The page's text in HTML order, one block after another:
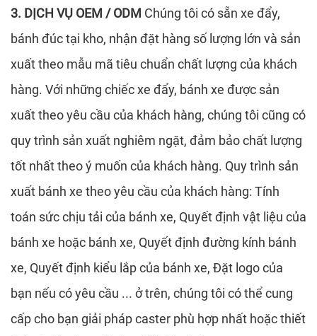
3. DỊCH VỤ OEM / ODM Chúng tôi có sẵn xe đẩy,
bánh đúc tại kho, nhận đặt hàng số lượng lớn và sản
xuất theo mẫu mã tiêu chuẩn chất lượng của khách
hàng. Với những chiếc xe đẩy, bánh xe được sản
xuất theo yêu cầu của khách hàng, chúng tôi cũng có
quy trình sản xuất nghiêm ngặt, đảm bảo chất lượng
tốt nhất theo ý muốn của khách hàng. Quy trình sản
xuất bánh xe theo yêu cầu của khách hàng: Tính
toán sức chịu tải của bánh xe, Quyết định vật liệu của
bánh xe hoặc bánh xe, Quyết định đường kính bánh
xe, Quyết định kiểu lắp của bánh xe, Đặt logo của
bạn nếu có yêu cầu ... ở trên, chúng tôi có thể cung
cấp cho bạn giải pháp caster phù hợp nhất hoặc thiết